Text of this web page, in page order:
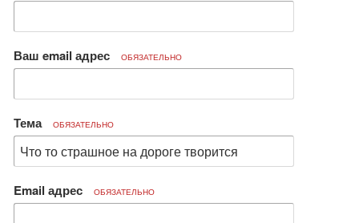
Ваш email адрес ОБЯЗАТЕЛЬНО
Тема ОБЯЗАТЕЛЬНО
Email адрес ОБЯЗАТЕЛЬНО